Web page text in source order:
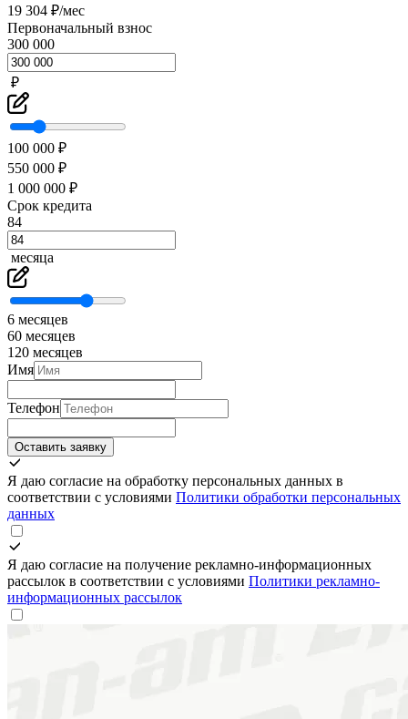
19 304 ₽/мес
Первоначальный взнос
300 000
₽
100 000 ₽
550 000 ₽
1 000 000 ₽
Срок кредита
84
месяца
6 месяцев
60 месяцев
120 месяцев
Имя
Телефон
Оставить заявку
Я даю согласие на обработку персональных данных в
соответствии с условиями Политики обработки персональных
данных
Я даю согласие на получение рекламно-информационных
рассылок в соответствии с условиями Политики рекламно-
информационных рассылок